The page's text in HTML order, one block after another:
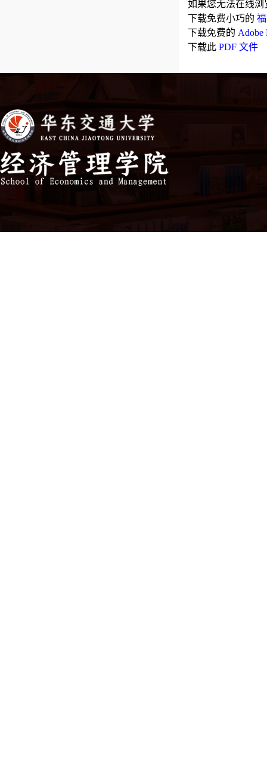
如果您无法在线浏
下载免费小巧的
下载免费的 Adobe
下载此 PDF 文件